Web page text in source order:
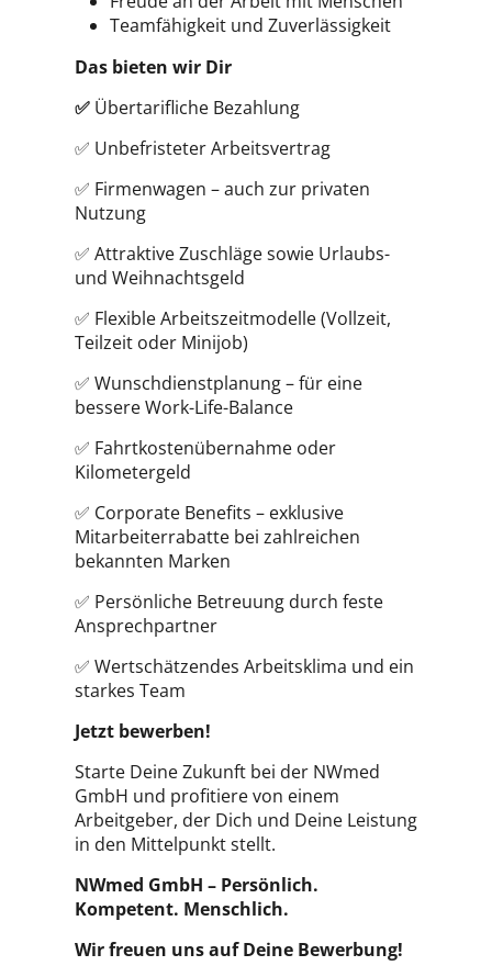
Teamfähigkeit und Zuverlässigkeit
Das bieten wir Dir
✅ Übertarifliche Bezahlung
✅ Unbefristeter Arbeitsvertrag
✅ Firmenwagen – auch zur privaten
Nutzung
✅ Attraktive Zuschläge sowie Urlaubs-
und Weihnachtsgeld
✅ Flexible Arbeitszeitmodelle (Vollzeit,
Teilzeit oder Minijob)
✅ Wunschdienstplanung – für eine
bessere Work-Life-Balance
✅ Fahrtkostenübernahme oder
Kilometergeld
✅ Corporate Benefits – exklusive
Mitarbeiterrabatte bei zahlreichen
bekannten Marken
✅ Persönliche Betreuung durch feste
Ansprechpartner
✅ Wertschätzendes Arbeitsklima und ein
starkes Team
Jetzt bewerben!
Starte Deine Zukunft bei der NWmed
GmbH und profitiere von einem
Arbeitgeber, der Dich und Deine Leistung
in den Mittelpunkt stellt.
NWmed GmbH – Persönlich.
Kompetent. Menschlich.
Wir freuen uns auf Deine Bewerbung!